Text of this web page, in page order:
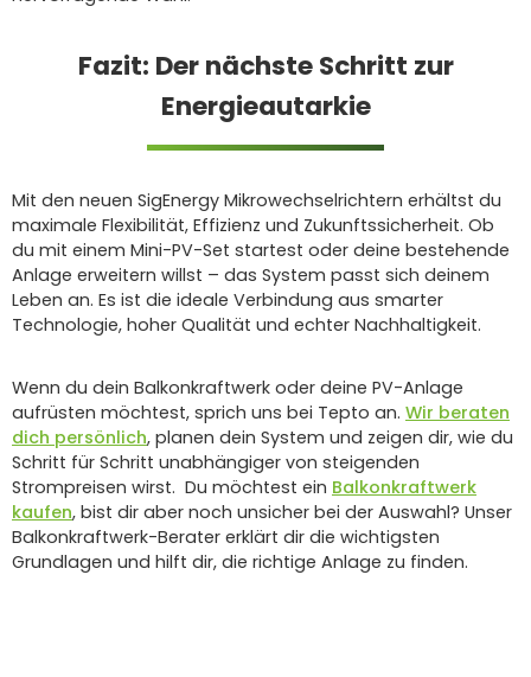
Fazit: Der nächste Schritt zur
Energieautarkie
Mit den neuen SigEnergy Mikrowechselrichtern erhältst du
maximale Flexibilität, Effizienz und Zukunftssicherheit. Ob
du mit einem Mini-PV-Set startest oder deine bestehende
Anlage erweitern willst – das System passt sich deinem
Leben an. Es ist die ideale Verbindung aus smarter
Technologie, hoher Qualität und echter Nachhaltigkeit.
Wenn du dein Balkonkraftwerk oder deine PV-Anlage
aufrüsten möchtest, sprich uns bei Tepto an. Wir beraten
dich persönlich, planen dein System und zeigen dir, wie du
Schritt für Schritt unabhängiger von steigenden
Strompreisen wirst. Du möchtest ein Balkonkraftwerk
kaufen, bist dir aber noch unsicher bei der Auswahl? Unser
Balkonkraftwerk-Berater erklärt dir die wichtigsten
Grundlagen und hilft dir, die richtige Anlage zu finden.